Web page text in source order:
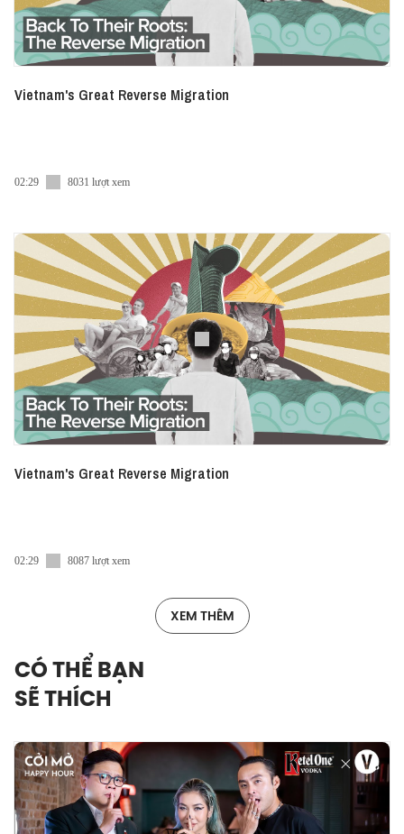
Vietnam's Great Reverse Migration
02:29 8031 lượt xem
Vietnam's Great Reverse Migration
02:29 8087 lượt xem
XEM THÊM
CÓ THỂ BẠN
SẼ THÍCH